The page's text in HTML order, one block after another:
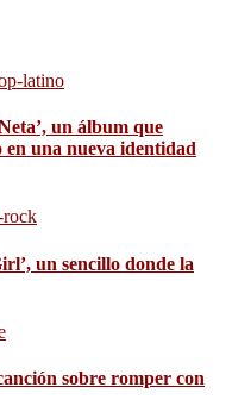
un álbum que
una nueva identidad
un sencillo donde la
sobre romper con